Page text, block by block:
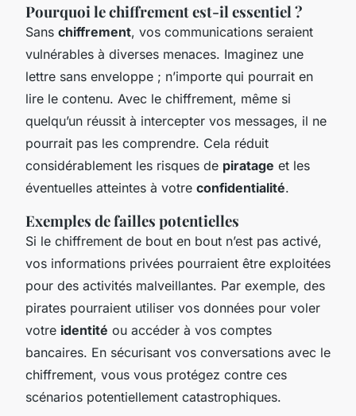
Pourquoi le chiffrement est-il essentiel ?
Sans chiffrement, vos communications seraient
vulnérables à diverses menaces. Imaginez une
lettre sans enveloppe ; n’importe qui pourrait en
lire le contenu. Avec le chiffrement, même si
quelqu’un réussit à intercepter vos messages, il ne
pourrait pas les comprendre. Cela réduit
considérablement les risques de piratage et les
éventuelles atteintes à votre confidentialité.
Exemples de failles potentielles
Si le chiffrement de bout en bout n’est pas activé,
vos informations privées pourraient être exploitées
pour des activités malveillantes. Par exemple, des
pirates pourraient utiliser vos données pour voler
votre identité ou accéder à vos comptes
bancaires. En sécurisant vos conversations avec le
chiffrement, vous vous protégez contre ces
scénarios potentiellement catastrophiques.